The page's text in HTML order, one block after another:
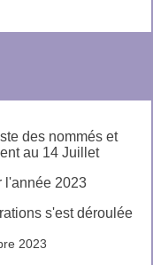
des nommés et
au 14 Juillet
l'année 2023
s'est déroulée
2023